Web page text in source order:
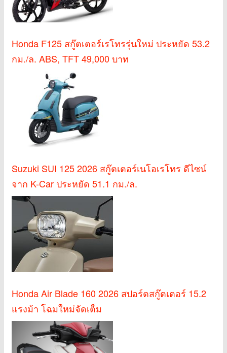
Honda F125 สกู๊ตเตอร์เรโทรรุ่นใหม่ ประหยัด 53.2
กม./ล. ABS, TFT 49,000 บาท
Suzuki SUI 125 2026 สกู๊ตเตอร์เนโอเรโทร ดีไซน์
จาก K-Car ประหยัด 51.1 กม./ล.
Honda Air Blade 160 2026 สปอร์ตสกู๊ตเตอร์ 15.2
แรงม้า โฉมใหม่จัดเต็ม